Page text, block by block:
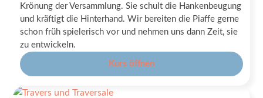
Krönung der Versammlung. Sie schult die Hankenbeugung
und kräftigt die Hinterhand. Wir bereiten die Piaffe gerne
schon früh spielerisch vor und nehmen uns dann Zeit, sie
zu entwickeln.
Kurs öffnen